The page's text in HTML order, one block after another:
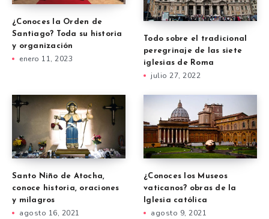
¿Conoces la Orden de
Santiago? Toda su historia
y organización
enero 11, 2023
Todo sobre el tradicional
peregrinaje de las siete
iglesias de Roma
julio 27, 2022
Santo Niño de Atocha,
conoce historia, oraciones
y milagros
agosto 16, 2021
¿Conoces los Museos
vaticanos? obras de la
Iglesia católica
agosto 9, 2021